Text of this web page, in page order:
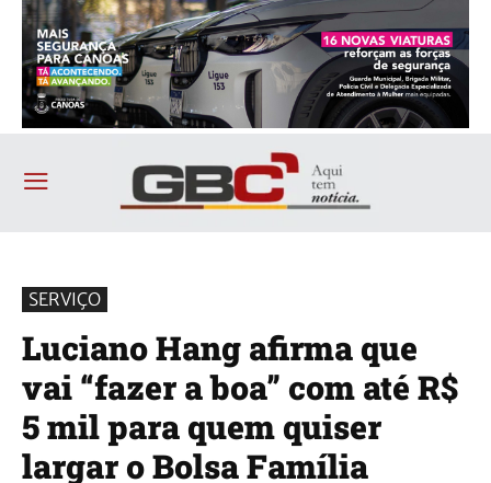
SERVIÇO
Luciano Hang afirma que
vai “fazer a boa” com até R$
5 mil para quem quiser
largar o Bolsa Família